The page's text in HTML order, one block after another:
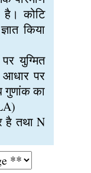
है। कोटि
किया
युग्मित
पर
गुणांक का
है तथा N